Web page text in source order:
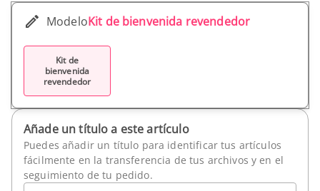
ModeloKit de bienvenida revendedor
Kit de
bienvenida
revendedor
Añade un título a este artículo
Puedes añadir un título para identificar tus artículos
fácilmente en la transferencia de tus archivos y en el
seguimiento de tu pedido.